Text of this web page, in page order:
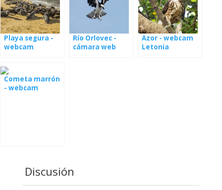
Playa segura -
webcam
Río Orlovec -
cámara web
Azor - webcam
Letonia
Cometa marrón
- webcam
Discusión